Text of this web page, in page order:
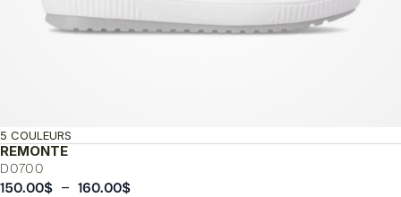
REMONTE
D0700
5 COULEURS
150.00$ – 160.00$Plage